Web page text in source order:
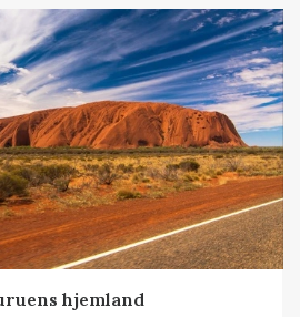
hjemland